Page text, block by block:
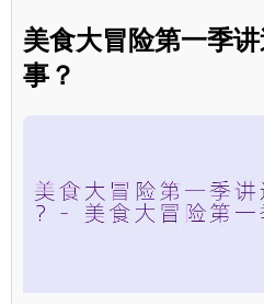
美食大冒险第一季
事？